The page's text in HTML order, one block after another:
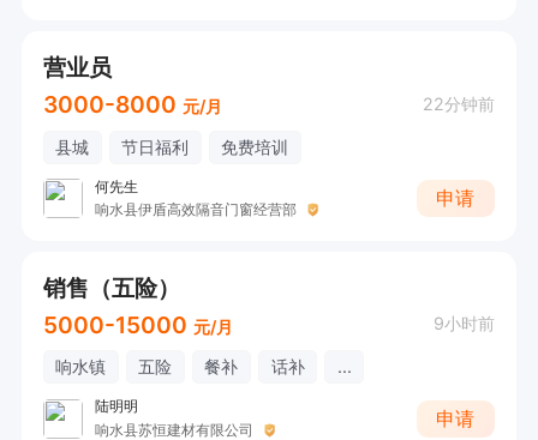
营业员
3000-8000 元/月 22分钟前
县城 节日福利 免费培训
何先生
响水县伊盾高效隔音门窗经营部
申请
销售（五险）
5000-15000 元/月 9小时前
响水镇 五险 餐补 话补 ...
陆明明
响水县苏恒建材有限公司
申请